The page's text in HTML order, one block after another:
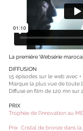
​La première Websérie
DIFFUSION
15 épisodes sur le web avec
Marque la plus vue de toute
Diffusé en film de 120 mn sur
PRIX
Trophée de l’Innovation au
Prix Cristal de bronze dans